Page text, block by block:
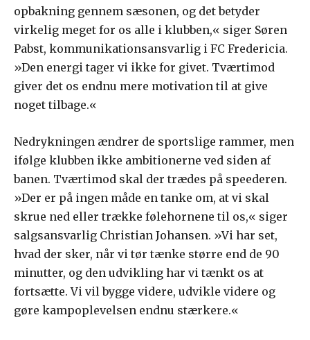
opbakning gennem sæsonen, og det betyder
virkelig meget for os alle i klubben,« siger Søren
Pabst, kommunikationsansvarlig i FC Fredericia.
»Den energi tager vi ikke for givet. Tværtimod
giver det os endnu mere motivation til at give
noget tilbage.«
Nedrykningen ændrer de sportslige rammer, men
ifølge klubben ikke ambitionerne ved siden af
banen. Tværtimod skal der trædes på speederen.
»Der er på ingen måde en tanke om, at vi skal
skrue ned eller trække følehornene til os,« siger
salgsansvarlig Christian Johansen. »Vi har set,
hvad der sker, når vi tør tænke større end de 90
minutter, og den udvikling har vi tænkt os at
fortsætte. Vi vil bygge videre, udvikle videre og
gøre kampoplevelsen endnu stærkere.«